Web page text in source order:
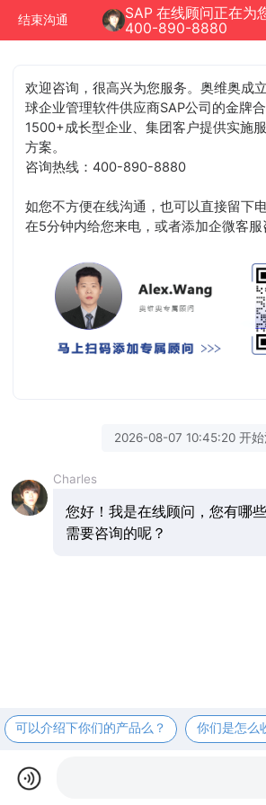
结束沟通
SAP 在线顾问正在为
400-890-8880
欢迎咨询，很高兴为您服务。奥维奥成
球企业管理软件供应商SAP公司的金牌
1500+成长型企业、集团客户提供实施
方案。
咨询热线：400-890-8880
如您不方便在线沟通，也可以直接留下
在5分钟内给您来电，或者添加企微客服
2026-08-07 10:45:20 开始
Charles
您好！我是在线顾问，您有哪
需要咨询的呢？
可以介绍下你们的产品么？ 你们是怎么